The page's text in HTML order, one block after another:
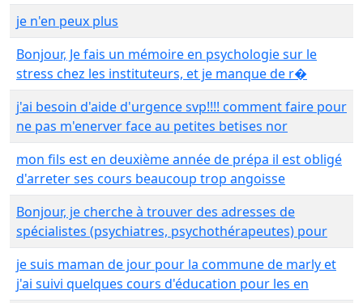
je n'en peux plus
Bonjour, Je fais un mémoire en psychologie sur le
stress chez les instituteurs, et je manque de r�
j'ai besoin d'aide d'urgence svp!!!! comment faire pour
ne pas m'enerver face au petites betises nor
mon fils est en deuxième année de prépa il est obligé
d'arreter ses cours beaucoup trop angoisse
Bonjour, je cherche à trouver des adresses de
spécialistes (psychiatres, psychothérapeutes) pour
je suis maman de jour pour la commune de marly et
j'ai suivi quelques cours d'éducation pour les en